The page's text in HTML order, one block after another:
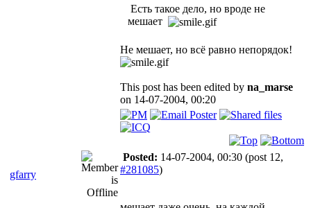
Есть такое дело, но вроде не
мешает
Не мешает, но всё равно непорядок!
This post has been edited by na_marse
on 14-07-2004, 00:20
gfarry
Posted: 14-07-2004, 00:30 (post 12,
#281085)